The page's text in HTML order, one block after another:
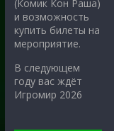
(Комик Кон Раша)
и возможность
купить билеты на
мероприятие.
В следующем
году вас ждёт
Игромир 2026